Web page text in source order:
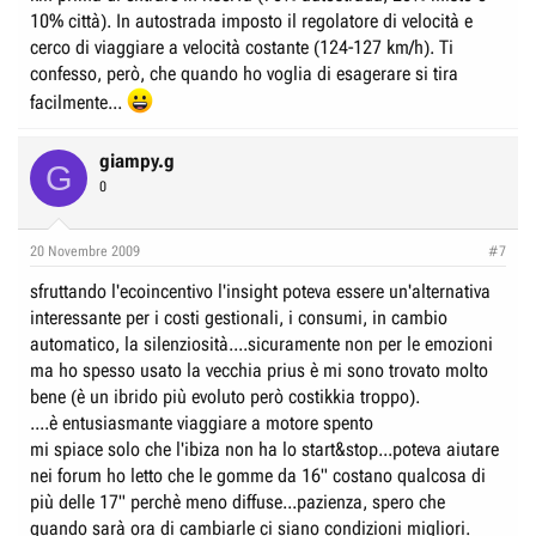
10% città). In autostrada imposto il regolatore di velocità e
cerco di viaggiare a velocità costante (124-127 km/h). Ti
confesso, però, che quando ho voglia di esagerare si tira
facilmente...
G giampy.g
0
20 Novembre 2009 #7
sfruttando l'ecoincentivo l'insight poteva essere un'alternativa
interessante per i costi gestionali, i consumi, in cambio
automatico, la silenziosità....sicuramente non per le emozioni
ma ho spesso usato la vecchia prius è mi sono trovato molto
bene (è un ibrido più evoluto però costikkia troppo).
....è entusiasmante viaggiare a motore spento
mi spiace solo che l'ibiza non ha lo start&stop...poteva aiutare
nei forum ho letto che le gomme da 16" costano qualcosa di
più delle 17" perchè meno diffuse...pazienza, spero che
quando sarà ora di cambiarle ci siano condizioni migliori.